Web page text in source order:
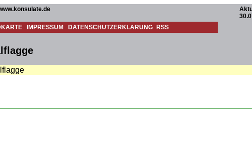
IMPRESSUM DATENSCHUTZERKLÄRUNG RSS